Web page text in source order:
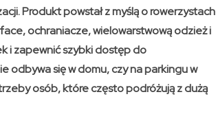
Produkt powstał z myślą o rowerzystach
ochraniacze, wielowarstwową odzież i
i zapewnić szybki dostęp do
odbywa się w domu, czy na parkingu w
osób, które często podróżują z dużą